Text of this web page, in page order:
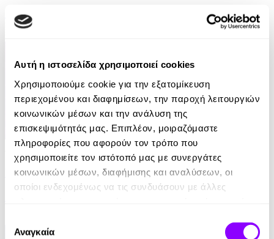
Αυτή η ιστοσελίδα χρησιμοποιεί cookies
Χρησιμοποιούμε cookie για την εξατομίκευση
περιεχομένου και διαφημίσεων, την παροχή λειτουργιών
κοινωνικών μέσων και την ανάλυση της
επισκεψιμότητάς μας. Επιπλέον, μοιραζόμαστε
πληροφορίες που αφορούν τον τρόπο που
χρησιμοποιείτε τον ιστότοπό μας με συνεργάτες
κοινωνικών μέσων, διαφήμισης και αναλύσεων, οι
οποίοι ενδεχομένως να τις συνδυάσουν με άλλες
των υπηρεσιών τους.
συγκατάθεσης
Αναγκαία
Πηνελόπη Μωραΐτου
Audiobook • 1 Credit
Χριστούγεννα στη Χοροβρεκεξούπολη